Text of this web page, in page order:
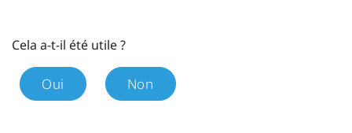
Cela a-t-il été utile ?
Oui Non